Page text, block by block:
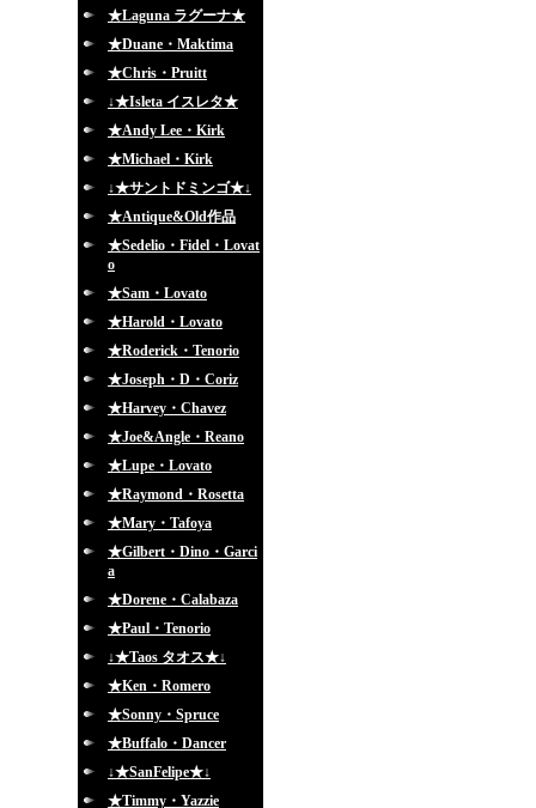
★Laguna ラグーナ★
★Duane・Maktima
★Chris・Pruitt
↓★Isleta イスレタ★
★Andy Lee・Kirk
★Michael・Kirk
↓★サントドミンゴ★↓
★Antique&Old作品
★Sedelio・Fidel・Lovat
o
★Sam・Lovato
★Harold・Lovato
★Roderick・Tenorio
★Joseph・D・Coriz
★Harvey・Chavez
★Joe&Angle・Reano
★Lupe・Lovato
★Raymond・Rosetta
★Mary・Tafoya
★Gilbert・Dino・Garci
a
★Dorene・Calabaza
★Paul・Tenorio
↓★Taos タオス★↓
★Ken・Romero
★Sonny・Spruce
★Buffalo・Dancer
↓★SanFelipe★↓
★Timmy・Yazzie